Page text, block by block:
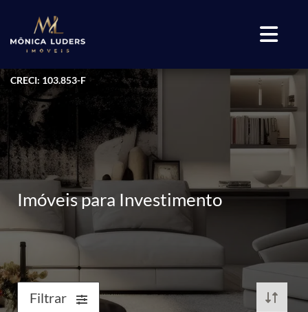
CRECI: 103.853-F
Imóveis para Investimento
Filtrar